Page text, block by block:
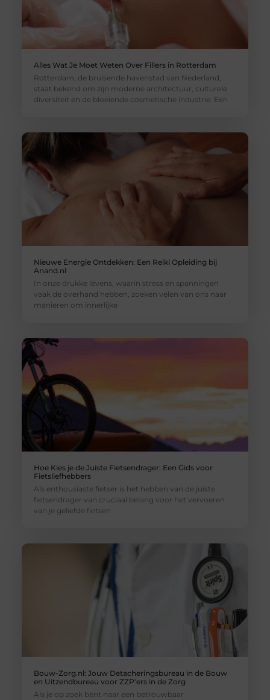
Alles Wat Je Moet Weten Over Fillers in Rotterdam
Rotterdam, de bruisende havenstad van Nederland,
staat bekend om zijn moderne architectuur, culturele
diversiteit en de bloeiende cosmetische industrie. Een
Nieuwe Energie Ontdekken: Een Reiki Opleiding bij
Anand.nl
In onze drukke levens, waarin stress en spanningen
vaak de overhand hebben, zoeken velen van ons naar
manieren om innerlijke
Hoe Kies je de Juiste Fietsendrager: Een Gids voor
Fietsliefhebbers
Als enthousiaste fietser is het hebben van de juiste
fietsendrager van cruciaal belang voor het vervoeren
van je geliefde fietsen
Bouw-Zorg.nl: Jouw Detacheringsbureau in de Bouw
en Uitzendbureau voor ZZP'ers in de Zorg
Als je op zoek bent naar een betrouwbaar